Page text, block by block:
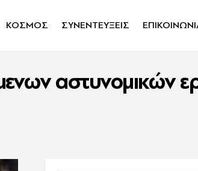
ΚΟΣΜΟΣ ΣΥΝΕΝΤΕΥΞΕΙΣ
αστυνομικών